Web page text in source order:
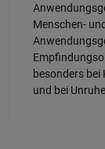
Menschen-
besonders
und bei